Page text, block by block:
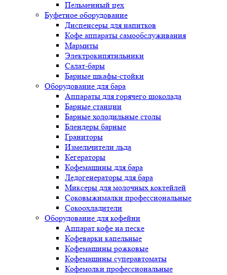
Пельменный цех
Буфетное оборудование
Диспенсеры для напитков
Кофе аппараты самообслуживания
Мармиты
Электрокипятильники
Cалат-бары
Барные шкафы-стойки
Оборудование для бара
Аппараты для горячего шоколада
Барные станции
Барные холодильные столы
Блендеры барные
Граниторы
Измельчители льда
Кегераторы
Кофемашины для бара
Ледогенераторы для бара
Миксеры для молочных коктейлей
Соковыжималки профессиональные
Сокоохладители
Оборудование для кофейни
Аппарат кофе на песке
Кофеварки капельные
Кофемашины рожковые
Кофемашины суперавтоматы
Кофемолки профессиональные